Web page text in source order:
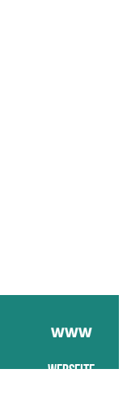
WEBSEITE